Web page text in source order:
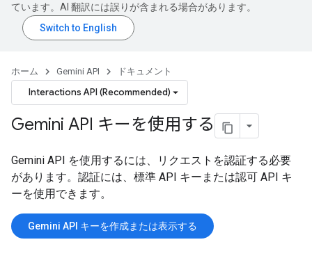
ています。AI 翻訳には誤りが含まれる場合があります。
ホーム Gemini API ドキュメント
Interactions API (Recommended)
Gemini API キーを使用する
Gemini API を使用するには、リクエストを認証する必要
があります。認証には、標準 API キーまたは認可 API キ
ーを使用できます。
Gemini API キーを作成または表示する